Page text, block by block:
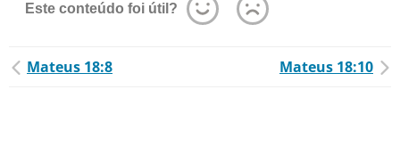
Este conteúdo foi útil?
Mateus 18:8 Mateus 18:10